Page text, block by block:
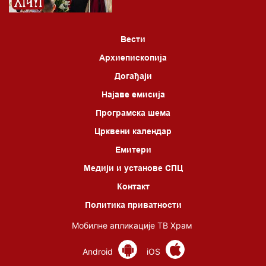
Вести
Архиепископија
Догађаји
Најаве емисија
Програмска шема
Црквени календар
Емитери
Медији и установе СПЦ
Контакт
Политика приватности
Мобилне апликације ТВ Храм
Android iOS